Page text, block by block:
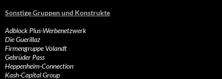
Sonstige Gruppen und Konstrukte
Adblock Plus-Werbenetzwerk
Die Guerillaz
Firmengruppe Volandt
Gebrüder Pass
Heppenheim-Connection
Kash-Capital Group